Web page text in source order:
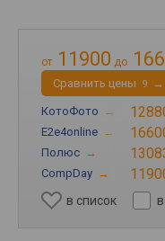
от 11900 до
Cравнить цены 9 →
КотоФото →
E2e4online →
Полюс →
CompDay →
в список